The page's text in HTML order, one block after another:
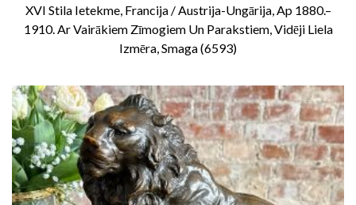
XVI Stila Ietekme, Francija / Austrija-Ungārija, Ap 1880.–
1910. Ar Vairākiem Zīmogiem Un Parakstiem, Vidēji Liela
Izmēra, Smaga (6593)